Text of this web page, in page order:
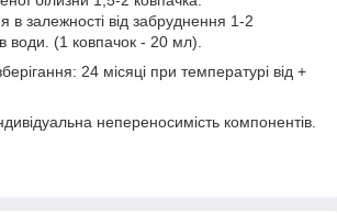
в залежності від забруднення 1-2
води. (1 ковпачок - 20 мл).
24 місяці при температурі від +
непереносимість компонентів.